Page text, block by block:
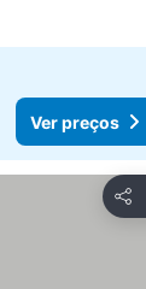
Ver preços